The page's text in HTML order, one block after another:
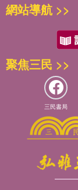
網站導航 >>
聚焦三民 >>
三民書局